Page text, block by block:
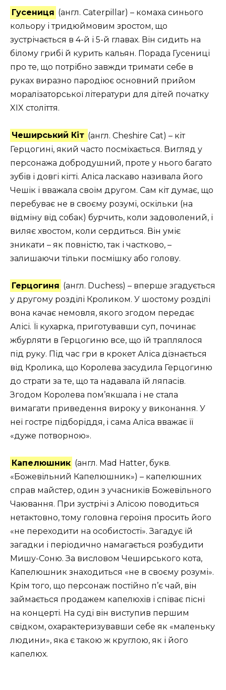
Гусениця (англ. Caterpillar) – комаха синього
кольору і тридюймовим зростом, що
зустрічається в 4-й і 5-й главах. Він сидить на
білому грибі й курить кальян. Порада Гусениці
про те, що потрібно завжди тримати себе в
руках виразно пародіює основний прийом
моралізаторської літератури для дітей початку
XIX століття.
Чеширський Кіт (англ. Cheshire Cat) – кіт
Герцогині, який часто посміхається. Вигляд у
персонажа добродушний, проте у нього багато
зубів і довгі кігті. Аліса ласкаво називала його
Чешік і вважала своїм другом. Сам кіт думає, що
перебуває не в своєму розумі, оскільки (на
відміну від собак) бурчить, коли задоволений, і
виляє хвостом, коли сердиться. Він уміє
зникати – як повністю, так і частково, –
залишаючи тільки посмішку або голову.
Герцогиня (англ. Duchess) – вперше згадується
у другому розділі Кроликом. У шостому розділі
вона качає немовля, якого згодом передає
Алісі. Її кухарка, приготувавши суп, починає
жбурляти в Герцогиню все, що їй траплялося
під руку. Під час гри в крокет Аліса дізнається
від Кролика, що Королева засудила Герцогиню
до страти за те, що та надавала їй ляпасів.
Згодом Королева пом’якшала і не стала
вимагати приведення вироку у виконання. У
неї гостре підборіддя, і сама Аліса вважає її
«дуже потворною».
Капелюшник (англ. Mad Hatter, букв.
«Божевільний Капелюшник») – капелюшних
справ майстер, один з учасників Божевільного
Чаювання. При зустрічі з Алісою поводиться
нетактовно, тому головна героїня просить його
«не переходити на особистості». Загадує їй
загадки і періодично намагається розбудити
Мишу-Соню. За висловом Чеширського кота,
Капелюшник знаходиться «не в своєму розумі».
Крім того, що персонаж постійно п’є чай, він
займається продажем капелюхів і співає пісні
на концерті. На суді він виступив першим
свідком, охарактеризувавши себе як «маленьку
людини», яка є такою ж круглою, як і його
капелюх.